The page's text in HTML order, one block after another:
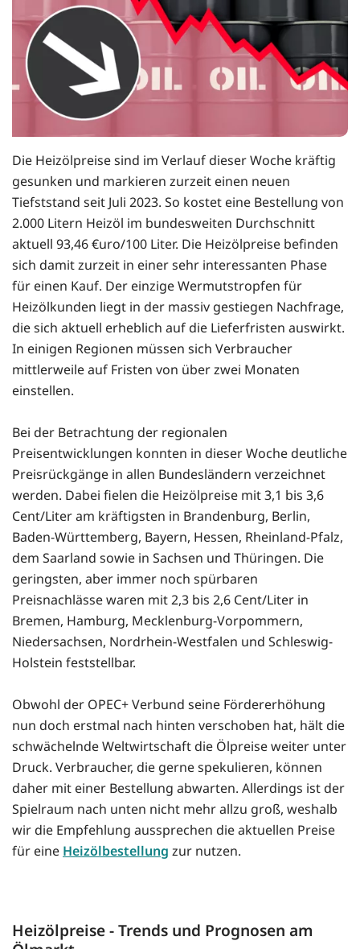
Die Heizölpreise sind im Verlauf dieser Woche kräftig
gesunken und markieren zurzeit einen neuen
Tiefststand seit Juli 2023. So kostet eine Bestellung von
2.000 Litern Heizöl im bundesweiten Durchschnitt
aktuell 93,46 €uro/100 Liter. Die Heizölpreise befinden
sich damit zurzeit in einer sehr interessanten Phase
für einen Kauf. Der einzige Wermutstropfen für
Heizölkunden liegt in der massiv gestiegen Nachfrage,
die sich aktuell erheblich auf die Lieferfristen auswirkt.
In einigen Regionen müssen sich Verbraucher
mittlerweile auf Fristen von über zwei Monaten
einstellen.
Bei der Betrachtung der regionalen
Preisentwicklungen konnten in dieser Woche deutliche
Preisrückgänge in allen Bundesländern verzeichnet
werden. Dabei fielen die Heizölpreise mit 3,1 bis 3,6
Cent/Liter am kräftigsten in Brandenburg, Berlin,
Baden-Württemberg, Bayern, Hessen, Rheinland-Pfalz,
dem Saarland sowie in Sachsen und Thüringen. Die
geringsten, aber immer noch spürbaren
Preisnachlässe waren mit 2,3 bis 2,6 Cent/Liter in
Bremen, Hamburg, Mecklenburg-Vorpommern,
Niedersachsen, Nordrhein-Westfalen und Schleswig-
Holstein feststellbar.
Obwohl der OPEC+ Verbund seine Fördererhöhung
nun doch erstmal nach hinten verschoben hat, hält die
schwächelnde Weltwirtschaft die Ölpreise weiter unter
Druck. Verbraucher, die gerne spekulieren, können
daher mit einer Bestellung abwarten. Allerdings ist der
Spielraum nach unten nicht mehr allzu groß, weshalb
wir die Empfehlung aussprechen die aktuellen Preise
für eine Heizölbestellung zur nutzen.
Heizölpreise - Trends und Prognosen am